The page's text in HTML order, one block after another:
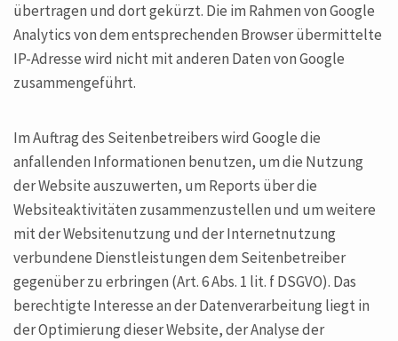
übertragen und dort gekürzt. Die im Rahmen von Google
Analytics von dem entsprechenden Browser übermittelte
IP-Adresse wird nicht mit anderen Daten von Google
zusammengeführt.
Im Auftrag des Seitenbetreibers wird Google die
anfallenden Informationen benutzen, um die Nutzung
der Website auszuwerten, um Reports über die
Websiteaktivitäten zusammenzustellen und um weitere
mit der Websitenutzung und der Internetnutzung
verbundene Dienstleistungen dem Seitenbetreiber
gegenüber zu erbringen (Art. 6 Abs. 1 lit. f DSGVO). Das
berechtigte Interesse an der Datenverarbeitung liegt in
der Optimierung dieser Website, der Analyse der